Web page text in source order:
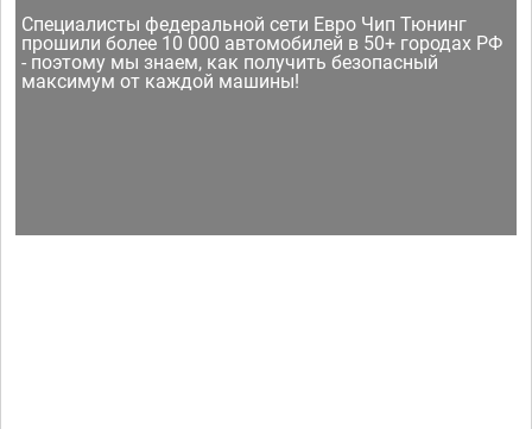
Специалисты федеральной сети Евро Чип Тюнинг
прошили более 10 000 автомобилей в 50+ городах РФ
- поэтому мы знаем, как получить безопасный
максимум от каждой машины!